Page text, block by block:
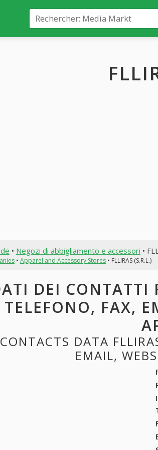
• Negozi di abbigliamento e accessori •
• Apparel and Accessory Stores• FLLIRAS (S.R.L.)
DEI CONTATTI
TELEFONO, FAX,
CONTACTS DATA
EMAIL,